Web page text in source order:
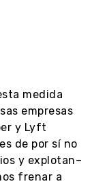
medida
empresas
y Lyft
de por sí no
y explotan–
frenar a